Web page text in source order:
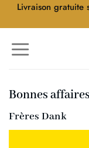
AllerLivraison gratuite
Bonnes affaires
Frères Dank